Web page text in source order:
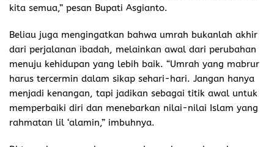
kita semua,” pesan Bupati Asgianto.
Beliau juga mengingatkan bahwa umrah bukanlah akhir
dari perjalanan ibadah, melainkan awal dari perubahan
menuju kehidupan yang lebih baik. “Umrah yang mabrur
harus tercermin dalam sikap sehari-hari. Jangan hanya
menjadi kenangan, tapi jadikan sebagai titik awal untuk
memperbaiki diri dan menebarkan nilai-nilai Islam yang
rahmatan lil ‘alamin,” imbuhnya.